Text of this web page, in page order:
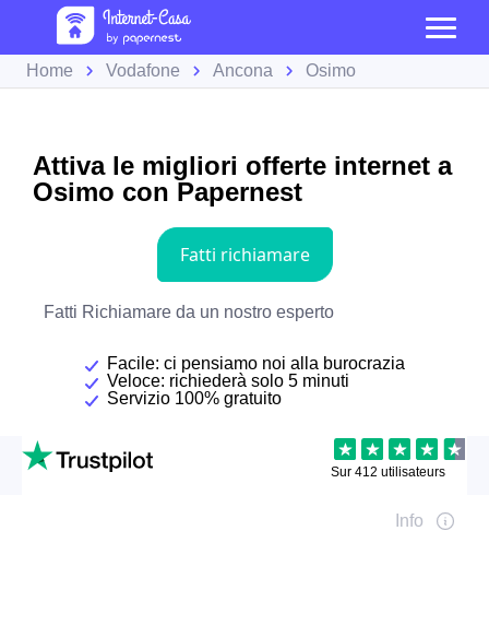
Home Vodafone Ancona Osimo